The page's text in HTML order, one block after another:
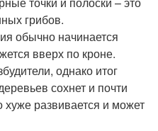
грибов.
обычно начинается
вверх по кроне.
однако итог
сохнет и почти
хуже развивается и может